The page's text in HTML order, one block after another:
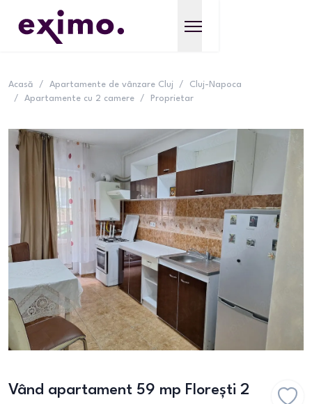
Acasă / Apartamente de vânzare Cluj /
Cluj-Napoca
/
Apartamente cu 2 camere / Proprietar
Vând apartament 59 mp Florești 2